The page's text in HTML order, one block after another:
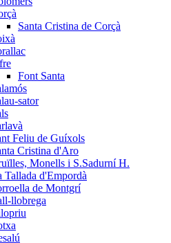
Santa Cristina de Corçà
Font Santa
sator
Feliu de Guíxols
Cristina d'Aro
Monells i S.Sadurní H.
Tallada d'Empordà
de Montgrí
llobrega